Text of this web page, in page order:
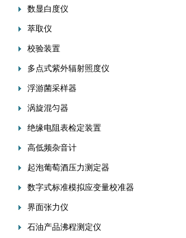
数显白度仪
萃取仪
校验装置
多点式紫外辐射照度仪
浮游菌采样器
涡旋混匀器
绝缘电阻表检定装置
高低频杂音计
起泡葡萄酒压力测定器
数字式标准模拟应变量校准器
界面张力仪
石油产品沸程测定仪